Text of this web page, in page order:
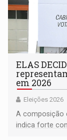
ELAS
em 2026
Eleições 2026
A composição
indica forte